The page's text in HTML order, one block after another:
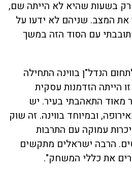
רק בשעות שהיא לא הייתה שם,
את המצב. שניהם לא ידעו על
עם הסוד הזה במשך
הנדל"ן בווינה התחילה
הייתה הזדמנות עסקית
מאוד התאהבתי בעיר. יש
ובמיוחד בווינה. זה שוק
עמוקה עם התרבות
הרבה ישראלים מתקשים
את כללי המשחק".